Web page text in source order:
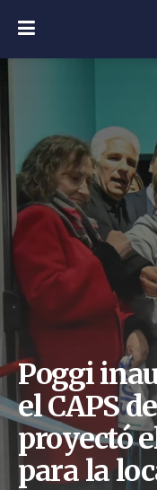
Poggi
el CAPS
proyectó
para la